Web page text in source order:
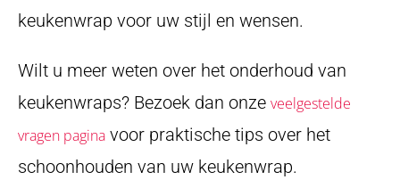
keukenwrap voor uw stijl en wensen.
Wilt u meer weten over het onderhoud van
keukenwraps? Bezoek dan onze veelgestelde
vragen pagina voor praktische tips over het
schoonhouden van uw keukenwrap.